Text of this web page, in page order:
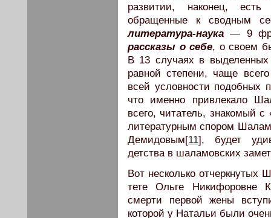
развитии, наконец, есть
обращенные к сводным
литература-наука — 9
рассказы о себе, о своем
В 13 случаях в
равной степени, чаще
всей условности подобных
что именно привлекало
всего, читатель, знакомый
литературным спором
Демидовым[11], будет
детства в шаламовских
Вот несколько
тете Ольге Никифоровне
смерти первой жены
которой у Натальи были